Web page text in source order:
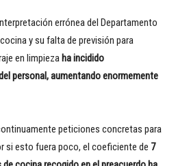
errónea del Departamento
y su falta de previsión para
en limpieza ha incidido
personal, aumentando enormemente
peticiones concretas para
si esto fuera poco, el coeficiente de 7